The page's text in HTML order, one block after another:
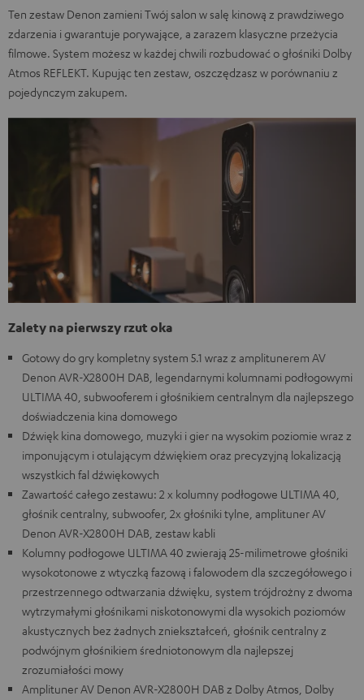
Ten zestaw Denon zamieni Twój salon w salę kinową z prawdziwego
zdarzenia i gwarantuje porywające, a zarazem klasyczne przeżycia
filmowe. System możesz w każdej chwili rozbudować o głośniki Dolby
Atmos REFLEKT. Kupując ten zestaw, oszczędzasz w porównaniu z
pojedynczym zakupem.
Zalety na pierwszy rzut oka
Gotowy do gry kompletny system 5.1 wraz z amplitunerem AV
Denon AVR-X2800H DAB, legendarnymi kolumnami podłogowymi
ULTIMA 40, subwooferem i głośnikiem centralnym dla najlepszego
doświadczenia kina domowego
Dźwięk kina domowego, muzyki i gier na wysokim poziomie wraz z
imponującym i otulającym dźwiękiem oraz precyzyjną lokalizacją
wszystkich fal dźwiękowych
Zawartość całego zestawu: 2 x kolumny podłogowe ULTIMA 40,
głośnik centralny, subwoofer, 2x głośniki tylne, amplituner AV
Denon AVR-X2800H DAB, zestaw kabli
Kolumny podłogowe ULTIMA 40 zwierają 25-milimetrowe głośniki
wysokotonowe z wtyczką fazową i falowodem dla szczegółowego i
przestrzennego odtwarzania dźwięku, system trójdrożny z dwoma
wytrzymałymi głośnikami niskotonowymi dla wysokich poziomów
akustycznych bez żadnych zniekształceń, głośnik centralny z
podwójnym głośnikiem średniotonowym dla najlepszej
zrozumiałości mowy
Amplituner AV Denon AVR-X2800H DAB z Dolby Atmos, Dolby